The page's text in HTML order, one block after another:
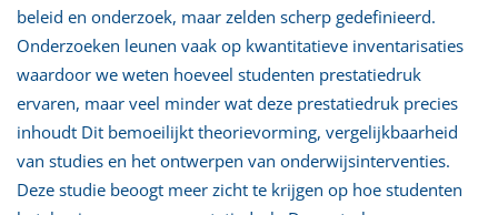
beleid en onderzoek, maar zelden scherp gedefinieerd.
Onderzoeken leunen vaak op kwantitatieve inventarisaties
waardoor we weten hoeveel studenten prestatiedruk
ervaren, maar veel minder wat deze prestatiedruk precies
inhoudt Dit bemoeilijkt theorievorming, vergelijkbaarheid
van studies en het ontwerpen van onderwijsinterventies.
Deze studie beoogt meer zicht te krijgen op hoe studenten